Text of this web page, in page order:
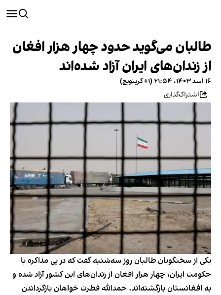
طالبان می‌گوید حدود چهار هزار افغان
از زندان‌های ایران آزاد شده‌اند
۱۶ اسد ۱۴۰۳، ۲۱:۵۴ (‎+۱ گرینویچ)
اشتراک‌گذاری
یکی از سخنگویان طالبان روز سه‌شنبه گفت که در پی مذاکره با
حکومت ایران، چهار هزار افغان از زندان‌های این کشور آزاد شده‌ و
به افغانستان بازگشته‌اند. حمدالله فطرت خواهان بازگرداندن